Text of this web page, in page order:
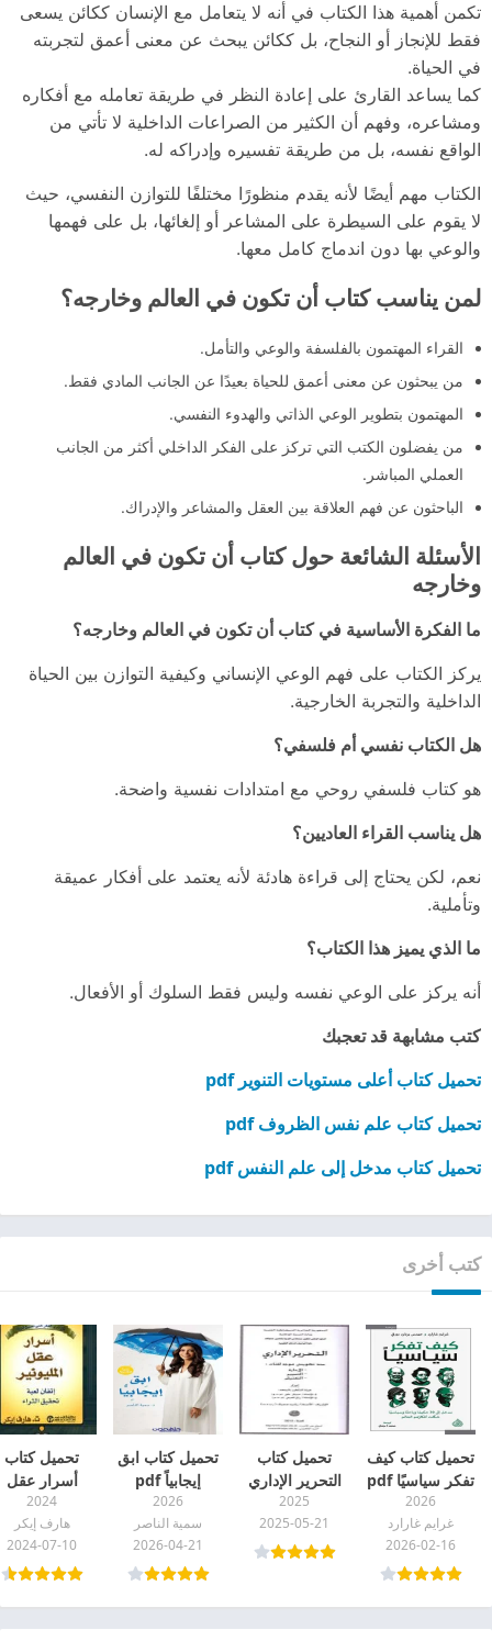
تكمن أهمية هذا الكتاب في أنه لا يتعامل مع الإنسان ككائن يسعى
فقط للإنجاز أو النجاح، بل ككائن يبحث عن معنى أعمق لتجربته
في الحياة.
كما يساعد القارئ على إعادة النظر في طريقة تعامله مع أفكاره
ومشاعره، وفهم أن الكثير من الصراعات الداخلية لا تأتي من
الواقع نفسه، بل من طريقة تفسيره وإدراكه له.
الكتاب مهم أيضًا لأنه يقدم منظورًا مختلفًا للتوازن النفسي، حيث
لا يقوم على السيطرة على المشاعر أو إلغائها، بل على فهمها
والوعي بها دون اندماج كامل معها.
لمن يناسب كتاب أن تكون في العالم وخارجه؟
القراء المهتمون بالفلسفة والوعي والتأمل.
من يبحثون عن معنى أعمق للحياة بعيدًا عن الجانب المادي فقط.
المهتمون بتطوير الوعي الذاتي والهدوء النفسي.
من يفضلون الكتب التي تركز على الفكر الداخلي أكثر من الجانب
العملي المباشر.
الباحثون عن فهم العلاقة بين العقل والمشاعر والإدراك.
الأسئلة الشائعة حول كتاب أن تكون في العالم
وخارجه
ما الفكرة الأساسية في كتاب أن تكون في العالم وخارجه؟
يركز الكتاب على فهم الوعي الإنساني وكيفية التوازن بين الحياة
الداخلية والتجربة الخارجية.
هل الكتاب نفسي أم فلسفي؟
هو كتاب فلسفي روحي مع امتدادات نفسية واضحة.
هل يناسب القراء العاديين؟
نعم، لكن يحتاج إلى قراءة هادئة لأنه يعتمد على أفكار عميقة
وتأملية.
ما الذي يميز هذا الكتاب؟
أنه يركز على الوعي نفسه وليس فقط السلوك أو الأفعال.
كتب مشابهة قد تعجبك
تحميل كتاب أعلى مستويات التنوير pdf
تحميل كتاب علم نفس الظروف pdf
تحميل كتاب مدخل إلى علم النفس pdf
كتب أخرى
تحميل كتاب كيف
تفكر سياسيًا pdf
2026
غرايم غارارد
2026-02-16
تحميل كتاب
التحرير الإداري
pdf
2025
2025-05-21
تحميل كتاب ابق
إيجابياً pdf
2026
سمية الناصر
2026-04-21
تحميل كتاب
أسرار عقل
المليونير PDF
2024
هارف إيكر
2024-07-10